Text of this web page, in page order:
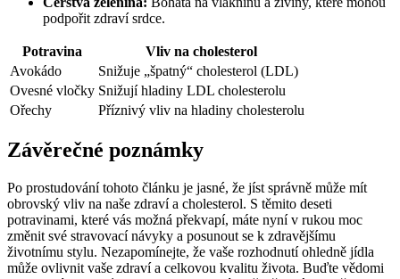
podpořit zdraví srdce.
Potravina
Vliv na cholesterol
Avokádo
Snižuje „špatný“ cholesterol (LDL)
Ovesné vločky Snižují hladiny LDL cholesterolu
Ořechy
Příznivý vliv na hladiny cholesterolu
Závěrečné poznámky
Po prostudování tohoto článku je jasné, že jíst správně může mít
obrovský vliv na naše zdraví a cholesterol. S těmito deseti
potravinami, které vás možná překvapí, máte nyní v rukou moc
změnit své stravovací návyky a posunout se k zdravějšímu
životnímu stylu. Nezapomínejte, že vaše rozhodnutí ohledně jídla
může ovlivnit vaše zdraví a celkovou kvalitu života. Buďte vědomi